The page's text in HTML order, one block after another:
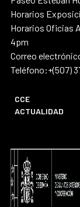
Horarios
Horarios Oficias
4pm
Correo
Teléfono:+(507)
CCE
ACTUALIDAD